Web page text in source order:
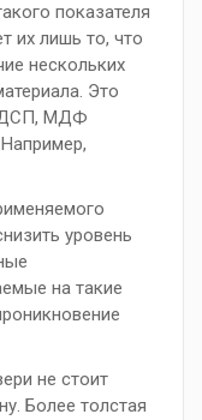
показателя
их лишь то, что
нескольких
Это
ДСП, МДФ
уровень
на такие
не стоит
Более толстая